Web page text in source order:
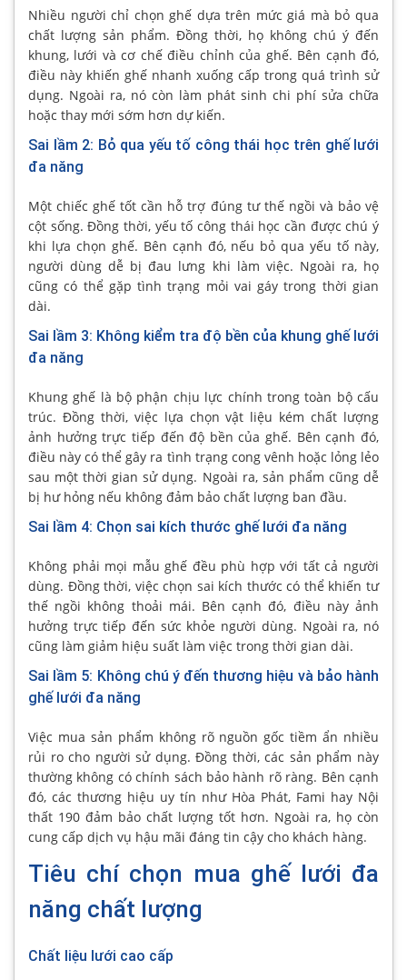
Nhiều người chỉ chọn ghế dựa trên mức giá mà bỏ qua
chất lượng sản phẩm. Đồng thời, họ không chú ý đến
khung, lưới và cơ chế điều chỉnh của ghế. Bên cạnh đó,
điều này khiến ghế nhanh xuống cấp trong quá trình sử
dụng. Ngoài ra, nó còn làm phát sinh chi phí sửa chữa
hoặc thay mới sớm hơn dự kiến.
Sai lầm 2: Bỏ qua yếu tố công thái học trên ghế lưới
đa năng
Một chiếc ghế tốt cần hỗ trợ đúng tư thế ngồi và bảo vệ
cột sống. Đồng thời, yếu tố công thái học cần được chú ý
khi lựa chọn ghế. Bên cạnh đó, nếu bỏ qua yếu tố này,
người dùng dễ bị đau lưng khi làm việc. Ngoài ra, họ
cũng có thể gặp tình trạng mỏi vai gáy trong thời gian
dài.
Sai lầm 3: Không kiểm tra độ bền của khung ghế lưới
đa năng
Khung ghế là bộ phận chịu lực chính trong toàn bộ cấu
trúc. Đồng thời, việc lựa chọn vật liệu kém chất lượng
ảnh hưởng trực tiếp đến độ bền của ghế. Bên cạnh đó,
điều này có thể gây ra tình trạng cong vênh hoặc lỏng lẻo
sau một thời gian sử dụng. Ngoài ra, sản phẩm cũng dễ
bị hư hỏng nếu không đảm bảo chất lượng ban đầu.
Sai lầm 4: Chọn sai kích thước ghế lưới đa năng
Không phải mọi mẫu ghế đều phù hợp với tất cả người
dùng. Đồng thời, việc chọn sai kích thước có thể khiến tư
thế ngồi không thoải mái. Bên cạnh đó, điều này ảnh
hưởng trực tiếp đến sức khỏe người dùng. Ngoài ra, nó
cũng làm giảm hiệu suất làm việc trong thời gian dài.
Sai lầm 5: Không chú ý đến thương hiệu và bảo hành
ghế lưới đa năng
Việc mua sản phẩm không rõ nguồn gốc tiềm ẩn nhiều
rủi ro cho người sử dụng. Đồng thời, các sản phẩm này
thường không có chính sách bảo hành rõ ràng. Bên cạnh
đó, các thương hiệu uy tín như Hòa Phát, Fami hay Nội
thất 190 đảm bảo chất lượng tốt hơn. Ngoài ra, họ còn
cung cấp dịch vụ hậu mãi đáng tin cậy cho khách hàng.
Tiêu chí chọn mua ghế lưới đa
năng chất lượng
Chất liệu lưới cao cấp